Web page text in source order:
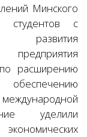
Минского
студентов с
развития
расширению
международной
уделили